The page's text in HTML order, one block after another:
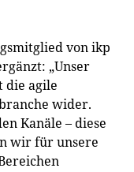
von ikp
„Unser
die agile
wider.
Kanäle – diese
wir für unsere